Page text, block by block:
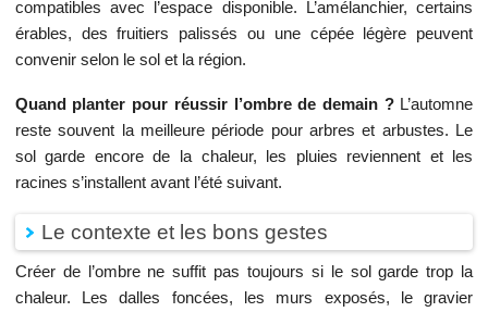
compatibles avec l’espace disponible. L’amélanchier, certains
érables, des fruitiers palissés ou une cépée légère peuvent
convenir selon le sol et la région.
Quand planter pour réussir l’ombre de demain ?L’automne
reste souvent la meilleure période pour arbres et arbustes. Le
sol garde encore de la chaleur, les pluies reviennent et les
racines s’installent avant l’été suivant.
Le contexte et les bons gestes
Créer de l’ombre ne suffit pas toujours si le sol garde trop la
chaleur. Les dalles foncées, les murs exposés, le gravier